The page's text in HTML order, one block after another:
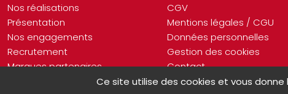
Nos réalisations
Présentation
Nos engagements
Recrutement
Marques partenaires
CGV
Mentions légales / CGU
Données personnelles
Gestion des cookies
Contact
Ce site utilise des cookies et vous